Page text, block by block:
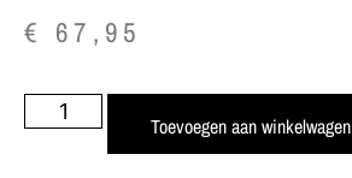
€ 67,95
Toevoegen aan winkelwagen